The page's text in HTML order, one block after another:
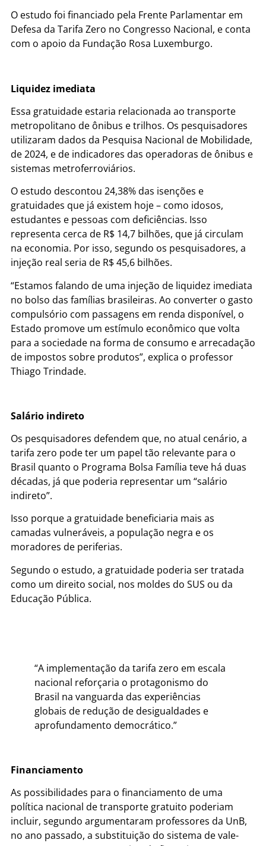
O estudo foi financiado pela Frente Parlamentar em
Defesa da Tarifa Zero no Congresso Nacional, e conta
com o apoio da Fundação Rosa Luxemburgo.
Liquidez imediata
Essa gratuidade estaria relacionada ao transporte
metropolitano de ônibus e trilhos. Os pesquisadores
utilizaram dados da Pesquisa Nacional de Mobilidade,
de 2024, e de indicadores das operadoras de ônibus e
sistemas metroferroviários.
O estudo descontou 24,38% das isenções e
gratuidades que já existem hoje – como idosos,
estudantes e pessoas com deficiências. Isso
representa cerca de R$ 14,7 bilhões, que já circulam
na economia. Por isso, segundo os pesquisadores, a
injeção real seria de R$ 45,6 bilhões.
“Estamos falando de uma injeção de liquidez imediata
no bolso das famílias brasileiras. Ao converter o gasto
compulsório com passagens em renda disponível, o
Estado promove um estímulo econômico que volta
para a sociedade na forma de consumo e arrecadação
de impostos sobre produtos”, explica o professor
Thiago Trindade.
Salário indireto
Os pesquisadores defendem que, no atual cenário, a
tarifa zero pode ter um papel tão relevante para o
Brasil quanto o Programa Bolsa Família teve há duas
décadas, já que poderia representar um “salário
indireto”.
Isso porque a gratuidade beneficiaria mais as
camadas vulneráveis, a população negra e os
moradores de periferias.
Segundo o estudo, a gratuidade poderia ser tratada
como um direito social, nos moldes do SUS ou da
Educação Pública.
“A implementação da tarifa zero em escala
nacional reforçaria o protagonismo do
Brasil na vanguarda das experiências
globais de redução de desigualdades e
aprofundamento democrático.”
Financiamento
As possibilidades para o financiamento de uma
política nacional de transporte gratuito poderiam
incluir, segundo argumentaram professores da UnB,
no ano passado, a substituição do sistema de vale-